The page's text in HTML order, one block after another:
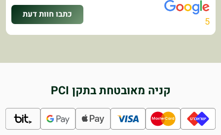
5
כתבו חוות דעת
קניה מאובטחת בתקן PCI